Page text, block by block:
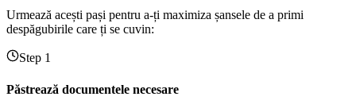
Urmează acești pași pentru a-ți maximiza șansele de a primi
despăgubirile care ți se cuvin:
Step 1
Păstrează documentele necesare